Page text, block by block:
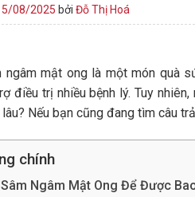
08/2025 bởi Đỗ Thị Hoá
ngâm mật ong là một món quà
điều trị nhiều bệnh lý. Tuy
Nếu bạn cũng đang tìm câu
chính
Sâm Ngâm Mật Ong Để Được